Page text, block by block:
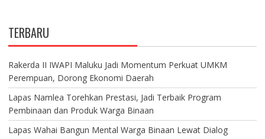
TERBARU
Rakerda II IWAPI Maluku Jadi Momentum Perkuat UMKM
Perempuan, Dorong Ekonomi Daerah
Lapas Namlea Torehkan Prestasi, Jadi Terbaik Program
Pembinaan dan Produk Warga Binaan
Lapas Wahai Bangun Mental Warga Binaan Lewat Dialog